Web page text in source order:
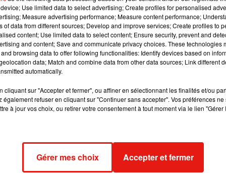
Il n’a pas été victime du Covid. Il sera inhumé à Paris dans
(le comédien Pierre Brasseur, ndlr), au cimetière du Père-
l'agence Time Art.
Rouletabille dans Le Mystère de la chambre jauneen1965
de 1971 à 1973 que Claude Brasseur avait séduit les
acteurs du cinéma français. Le fils de Pierre Brasseur
Hemingway, avait d'ailleurs reçu deux César pour la
La Guerre des Polices
Use limited data to select advertising; Create profiles for personalised
Measure advertising performance; Measure content performance;
of data from different sources; Develop and improve services; Create profiles to
content; Use limited data to select content; Ensure security, prevent and
and content; Save and communicate privacy choices. These technologies
browsing data to offer following functionalities: Identify devices based on
data; Match and combine data from other data sources; Link different
automatically.
cliquant sur "Accepter et fermer", ou affiner en sélectionnant les finalités et/ou
également refuser en cliquant sur "Continuer sans accepter". Vos préférences
à jour vos choix, ou retirer votre consentement à tout moment via le lien
Gérer mes choix Accepter et fermer